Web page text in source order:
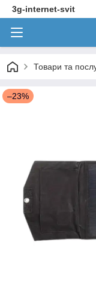
3g-internet-svit
Товари та
–23%